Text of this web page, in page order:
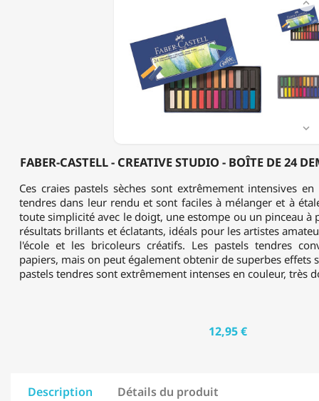
FABER-CASTELL - CREATIVE STUDIO - BOÎTE DE 24


Ces craies pastels sèches sont extrêmement intensives
tendres dans leur rendu et sont faciles à mélanger et à
toute simplicité avec le doigt, une estompe ou un pinceau à
résultats brillants et éclatants, idéals pour les artistes
l'école et les bricoleurs créatifs. Les pastels tendres
papiers, mais on peut également obtenir de superbes effets
pastels tendres sont extrêmement intenses en couleur, très
12,95 €
Description Détails du produit